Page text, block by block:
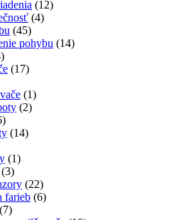
(12)
(4)
(45)
pohybu (14)
(17)
(1)
(2)
(14)
(1)
(3)
(22)
farieb (6)
(7)